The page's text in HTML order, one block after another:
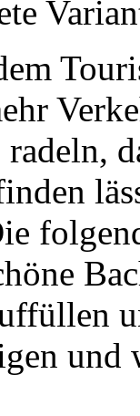
und